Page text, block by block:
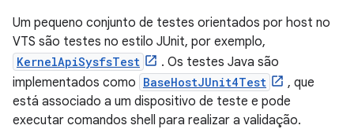
Um pequeno conjunto de testes orientados por host no
VTS são testes no estilo JUnit, por exemplo,
KernelApiSysfsTest
. Os testes Java são
implementados como BaseHostJUnit4Test
, que
está associado a um dispositivo de teste e pode
executar comandos shell para realizar a validação.